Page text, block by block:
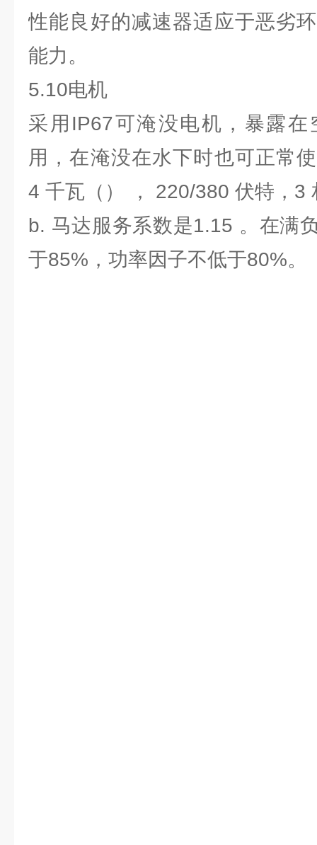
性能良好的减速器适应于恶劣
能力。
5.10电机
采用IP67可淹没电机，暴露
用，在淹没在水下时也可正常
4 千瓦（） ， 220/380 伏特，3
b. 马达服务系数是1.15 。在满
于85%，功率因子不低于80%。